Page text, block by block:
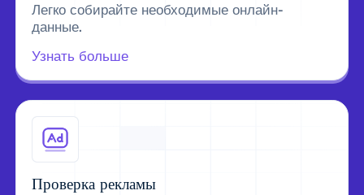
Легко собирайте необходимые онлайн-
данные.
Узнать больше
Проверка рекламы